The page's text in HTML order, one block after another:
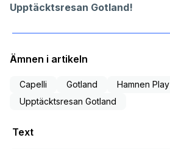
Upptäcktsresan Gotland!
Ämnen i artikeln
Capelli Gotland Hamnen Play
Upptäcktsresan Gotland
Text